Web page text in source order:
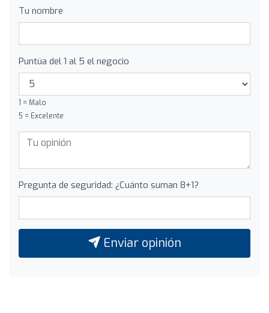
Tu nombre
Puntúa del 1 al 5 el negocio
1 = Malo
5 = Excelente
Pregunta de seguridad: ¿Cuánto suman 8+1?
Enviar opinión